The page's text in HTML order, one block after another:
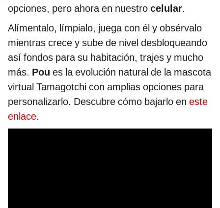
opciones, pero ahora en nuestro celular.
Alímentalo, límpialo, juega con él y obsérvalo
mientras crece y sube de nivel desbloqueando
así fondos para su habitación, trajes y mucho
más. Pou es la evolución natural de la mascota
virtual Tamagotchi con amplias opciones para
personalizarlo. Descubre cómo bajarlo en este
enlace.